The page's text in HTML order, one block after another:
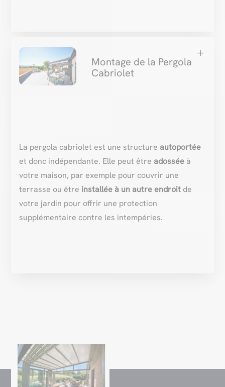
Montage de la Pergola
Cabriolet
L
La pergola cabriolet est une structure autoportée
et donc indépendante. Elle peut être adossée à
votre maison, par exemple pour couvrir une
terrasse ou être installée à un autre endroit de
votre jardin pour offrir une protection
supplémentaire contre les intempéries.